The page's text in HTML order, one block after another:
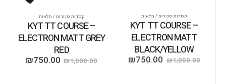
קסדות סגורות / מלאות
KYT TT COURSE –
ELECTRON MATT
BLACK/YELLOW
₪1,000.00
₪750.00
קסדות סגורות / מלאות
KYT TT COURSE –
ELECTRON MATT GREY
RED
₪1,000.00
₪750.00